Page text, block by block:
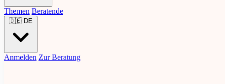
Themen Beratende
🇩🇪 DE
Anmelden Zur Beratung